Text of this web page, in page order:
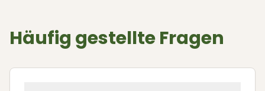
Häufig gestellte Fragen